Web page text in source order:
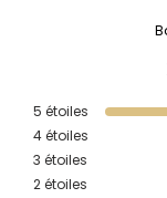
5 étoiles
4étoiles
3 étoiles
2étoiles